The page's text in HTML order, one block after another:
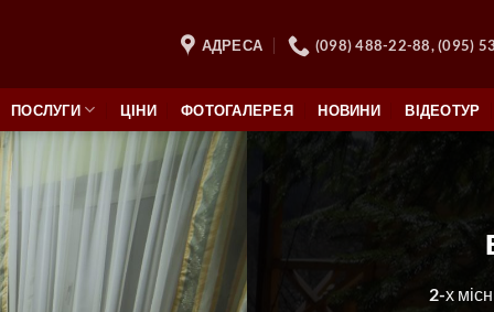
АДРЕСА (098) 488-22-88, (095)
ПОСЛУГИ ЦІНИ ФОТОГАЛЕРЕЯ НОВИНИ ВІДЕОТУР
2-х